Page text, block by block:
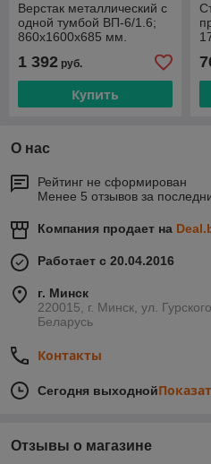
Верстак металлический c
одной тумбой ВП-6/1.6;
860х1600х685 мм.
1 392 руб.
Купить
О нас
Рейтинг не сформирован
Менее 5 отзывов за
Компания продает на
Работает с 20.04.2016
г. Минск
220015, г. Минск, ул.
Беларусь
Контакты
Сегодня выходной
Отзывы о магазине